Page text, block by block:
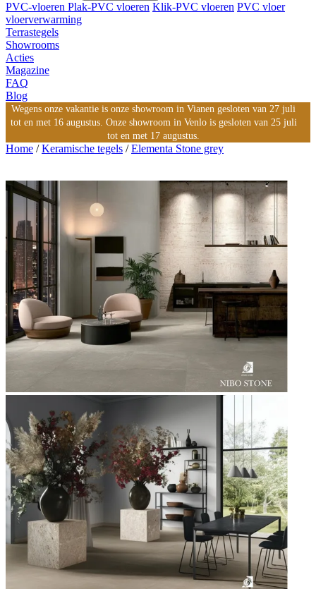
PVC-vloeren Plak-PVC vloeren Klik-PVC vloeren PVC vloer
vloerverwarming
Terrastegels
Showrooms
Acties
Magazine
FAQ
Blog
Wegens onze vakantie is onze showroom in Vianen gesloten van 27 juli
tot en met 16 augustus. Onze showroom in Venlo is gesloten van 25 juli
tot en met 17 augustus.
Home /Keramische tegels /Elementa Stone grey